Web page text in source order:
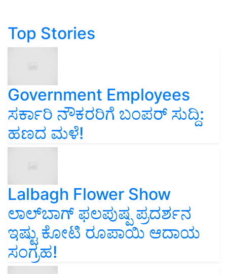
Top Stories
Government Employees
ಸರ್ಕಾರಿ ನೌಕರರಿಗೆ ಬಂಪರ್‌ ಸುದ್ದಿ:
ಹಣದ ಮಳೆ!
Lalbagh Flower Show
ಲಾಲ್‌ಬಾಗ್ ಫಲಪುಷ್ಪ ಪ್ರದರ್ಶನ
ಇಷ್ಟು ಕೋಟಿ ರೂಪಾಯಿ ಆದಾಯ
ಸಂಗ್ರಹ!